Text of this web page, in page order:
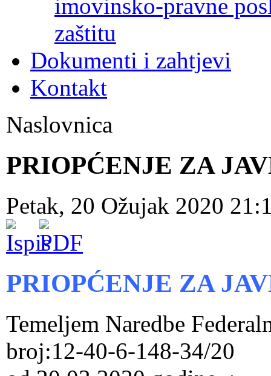
imovinsko-pravne
zaštitu
Dokumenti i zahtjevi
Kontakt
Naslovnica
PRIOPĆENJE ZA
Petak, 20 Ožujak 2020
PRIOPĆENJE ZA
Temeljem Naredbe
broj:12-40-6-148-34/20